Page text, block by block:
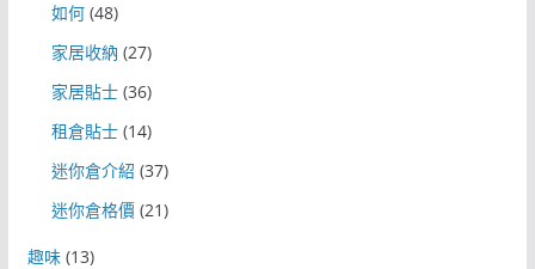
如何(48)
家居收納 (27)
家居貼士(36)
租倉貼士(14)
迷你倉介紹 (37)
迷你倉格價(21)
趣味(13)